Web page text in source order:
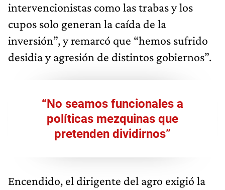
intervencionistas como las trabas y los
cupos solo generan la caída de la
inversión”, y remarcó que “hemos sufrido
desidia y agresión de distintos gobiernos”.
“No seamos funcionales a
políticas mezquinas que
pretenden dividirnos”
Encendido, el dirigente del agro exigió la